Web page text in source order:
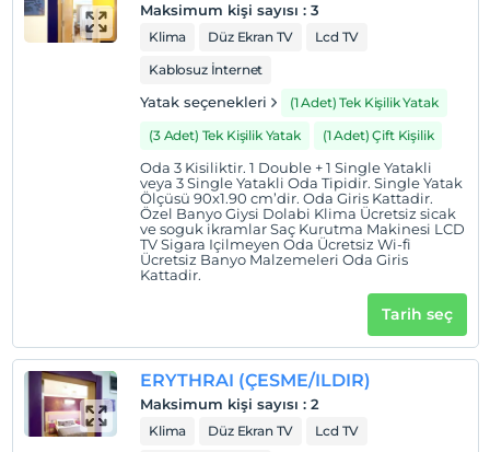
Maksimum kişi sayısı : 3
Klima Düz Ekran TV
Lcd TV
Kablosuz İnternet
Yatak seçenekleri
(1 Adet) Tek Kişilik Yatak
(3 Adet) Tek Kişilik Yatak
(1 Adet) Çift Kişilik
Oda 3 Kisiliktir. 1 Double + 1 Single Yatakli
veya 3 Single Yatakli Oda Tipidir. Single Yatak
Ölçüsü 90x1.90 cm’dir. Oda Giris Kattadir.
Özel Banyo Giysi Dolabi Klima Ücretsiz sicak
ve soguk ikramlar Saç Kurutma Makinesi LCD
TV Sigara Içilmeyen Oda Ücretsiz Wi-fi
Ücretsiz Banyo Malzemeleri Oda Giris
Kattadir.
Tarih seç
ERYTHRAI (ÇESME/ILDIR)
Maksimum kişi sayısı : 2
Klima Düz Ekran TV
Lcd TV